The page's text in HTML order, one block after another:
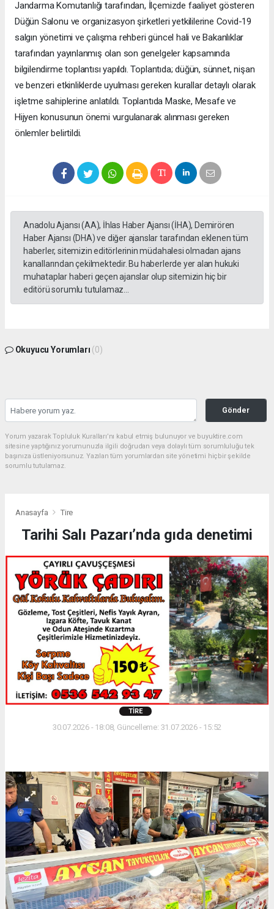
Jandarma Komutanlığı tarafından, İlçemizde faaliyet gösteren
Düğün Salonu ve organizasyon şirketleri yetkililerine Covid-19
salgın yönetimi ve çalışma rehberi güncel hali ve Bakanlıklar
tarafından yayınlanmış olan son genelgeler kapsamında
bilgilendirme toplantısı yapıldı. Toplantıda; düğün, sünnet, nişan
ve benzeri etkinliklerde uyulması gereken kurallar detaylı olarak
işletme sahiplerine anlatıldı. Toplantıda Maske, Mesafe ve
Hijyen konusunun önemi vurgulanarak alınması gereken
önlemler belirtildi.
Anadolu Ajansı (AA), İhlas Haber Ajansı (İHA), Demirören
Haber Ajansı (DHA) ve diğer ajanslar tarafından eklenen tüm
haberler, sitemizin editörlerinin müdahalesi olmadan ajans
kanallarından çekilmektedir. Bu haberlerde yer alan hukuki
muhataplar haberi geçen ajanslar olup sitemizin hiç bir
editörü sorumlu tutulamaz...
Okuyucu Yorumları (0)
Gönder
Yorum yazarak Topluluk Kuralları’nı kabul etmiş bulunuyor ve buyuktire.com
sitesine yaptığınız yorumunuzla ilgili doğrudan veya dolaylı tüm sorumluluğu tek
başınıza üstleniyorsunuz. Yazılan tüm yorumlardan site yönetimi hiçbir şekilde
sorumlu tutulamaz.
Anasayfa Tire
Tarihi Salı Pazarı’nda gıda denetimi
TIRE
30.07.2026 - 18:08, Güncelleme: 31.07.2026 - 15:52